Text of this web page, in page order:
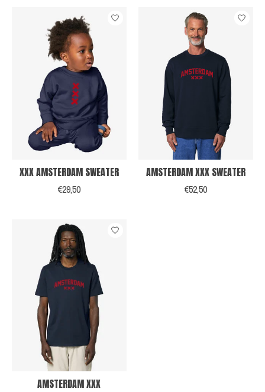
XXX AMSTERDAM SWEATER
€29,50
AMSTERDAM XXX SWEATER
€52,50
AMSTERDAM XXX